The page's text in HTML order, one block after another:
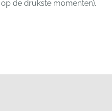
de drukste momenten).